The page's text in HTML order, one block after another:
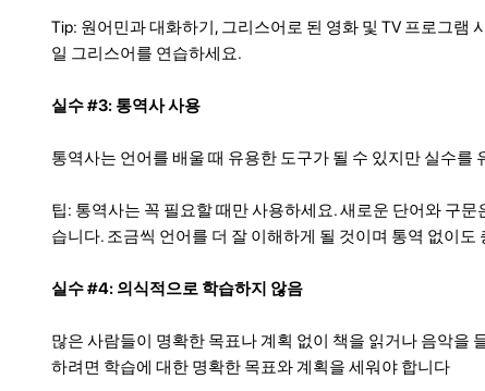
Tip: 원어민과 대화하기, 그리스어로 된 영화 및 TV 프로그램
일 그리스어를 연습하세요.
실수 #3: 통역사 사용
통역사는 언어를 배울 때 유용한 도구가 될 수 있지만 실수를
팁: 통역사는 꼭 필요할 때만 사용하세요. 새로운 단어와 구
습니다. 조금씩 언어를 더 잘 이해하게 될 것이며 통역 없이도
실수 #4: 의식적으로 학습하지 않음
많은 사람들이 명확한 목표나 계획 없이 책을 읽거나 음악을
하려면 학습에 대한 명확한 목표와 계획을 세워야 합니다